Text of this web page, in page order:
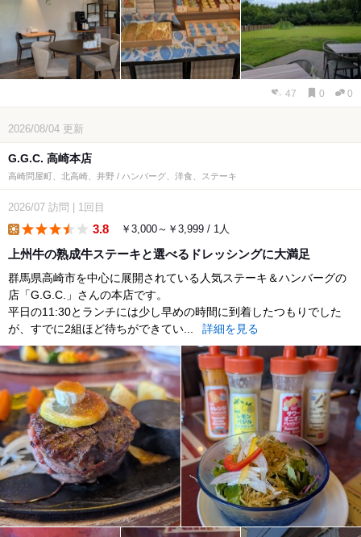
47 0 0
2026/08/04 更新
G.G.C. 高崎本店
高崎問屋町、北高崎、井野 / ハンバーグ、洋食、ステーキ
2026/07 訪問 1回目
3.8 ￥3,000～￥3,999 / 1人
上州牛の熟成牛ステーキと選べるドレッシングに大満足
群馬県高崎市を中心に展開されている人気ステーキ＆ハンバーグの
店「G.G.C.」さんの本店です。
平日の11:30とランチには少し早めの時間に到着したつもりでした
が、すでに2組ほど待ちができてい...
詳細を見る